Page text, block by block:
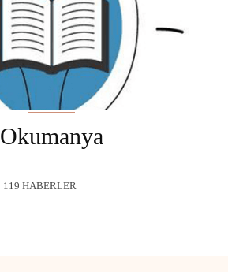
Okumanya
119 HABERLER